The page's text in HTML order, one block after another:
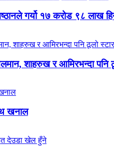
गर्यो १७ करोड ९८ लाख
शाहरुख र आमिरभन्दा पनि
खनाल